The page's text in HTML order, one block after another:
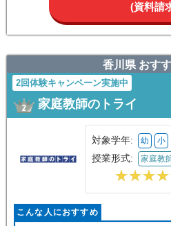
(資料請
香川県 おす
2回体験キャンペーン実施中
家庭教師のトライ
対象学年: 幼 小
授業形式: 家庭教
こんな人におすすめ